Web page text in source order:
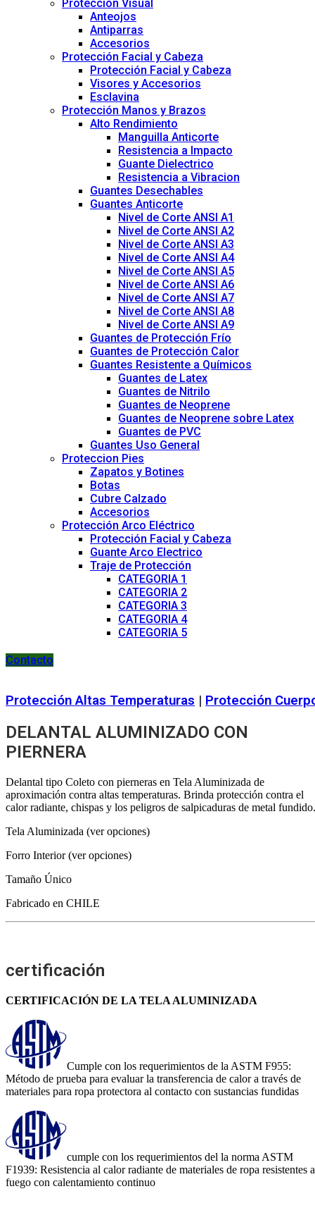
Protección Visual
Anteojos
Antiparras
Accesorios
Protección Facial y Cabeza
Protección Facial y Cabeza
Visores y Accesorios
Esclavina
Protección Manos y Brazos
Alto Rendimiento
Manguilla Anticorte
Resistencia a Impacto
Guante Dielectrico
Resistencia a Vibracion
Guantes Desechables
Guantes Anticorte
Nivel de Corte ANSI A1
Nivel de Corte ANSI A2
Nivel de Corte ANSI A3
Nivel de Corte ANSI A4
Nivel de Corte ANSI A5
Nivel de Corte ANSI A6
Nivel de Corte ANSI A7
Nivel de Corte ANSI A8
Nivel de Corte ANSI A9
Guantes de Protección Frío
Guantes de Protección Calor
Guantes Resistente a Químicos
Guantes de Latex
Guantes de Nitrilo
Guantes de Neoprene
Guantes de Neoprene sobre Latex
Guantes de PVC
Guantes Uso General
Proteccion Pies
Zapatos y Botines
Botas
Cubre Calzado
Accesorios
Protección Arco Eléctrico
Protección Facial y Cabeza
Guante Arco Electrico
Traje de Protección
CATEGORIA 1
CATEGORIA 2
CATEGORIA 3
CATEGORIA 4
CATEGORIA 5
Contacto
Protección Altas Temperaturas | Protección
DELANTAL ALUMINIZADO CON
PIERNERA
Delantal tipo Coleto con pierneras en Tela Aluminizada de
aproximación contra altas temperaturas. Brinda protección contra el
calor radiante, chispas y los peligros de salpicaduras de metal fundido.
Tela Aluminizada (ver opciones)
Forro Interior (ver opciones)
Tamaño Único
Fabricado en CHILE
certificación
CERTIFICACIÓN DE LA TELA ALUMINIZADA
Cumple con los requerimientos de la ASTM F955:
Método de prueba para evaluar la transferencia de calor a través de
materiales para ropa protectora al contacto con sustancias fundidas
cumple con los requerimientos del la norma ASTM
F1939: Resistencia al calor radiante de materiales de ropa resistentes
fuego con calentamiento continuo